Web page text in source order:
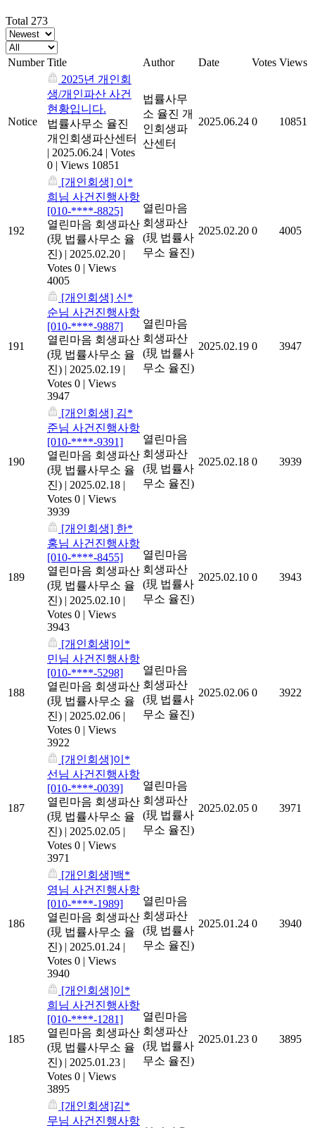
Total 273
Number Title Author Date Votes Views
Notice
2025년 개인회
생/개인파산 사건
현황입니다.
법률사무소 율진
개인회생파산센터
| 2025.06.24 | Votes
0 | Views 10851
법률사무
소 율진 개
인회생파
산센터
2025.06.24 0 10851
192
[개인회생] 이*
희님 사건진행사항
[010-****-8825]
열린마음 회생파산
(現 법률사무소 율
진) | 2025.02.20 |
Votes 0 | Views
4005
열린마음
회생파산
(現 법률사
무소 율진)
2025.02.20 0 4005
191
[개인회생] 신*
순님 사건진행사항
[010-****-9887]
열린마음 회생파산
(現 법률사무소 율
진) | 2025.02.19 |
Votes 0 | Views
3947
열린마음
회생파산
(現 법률사
무소 율진)
2025.02.19 0 3947
190
[개인회생] 김*
준님 사건진행사항
[010-****-9391]
열린마음 회생파산
(現 법률사무소 율
진) | 2025.02.18 |
Votes 0 | Views
3939
열린마음
회생파산
(現 법률사
무소 율진)
2025.02.18 0 3939
189
[개인회생] 한*
홍님 사건진행사항
[010-****-8455]
열린마음 회생파산
(現 법률사무소 율
진) | 2025.02.10 |
Votes 0 | Views
3943
열린마음
회생파산
(現 법률사
무소 율진)
2025.02.10 0 3943
188
[개인회생]이*
민님 사건진행사항
[010-****-5298]
열린마음 회생파산
(現 법률사무소 율
진) | 2025.02.06 |
Votes 0 | Views
3922
열린마음
회생파산
(現 법률사
무소 율진)
2025.02.06 0 3922
187
[개인회생]이*
선님 사건진행사항
[010-****-0039]
열린마음 회생파산
(現 법률사무소 율
진) | 2025.02.05 |
Votes 0 | Views
3971
열린마음
회생파산
(現 법률사
무소 율진)
2025.02.05 0 3971
186
[개인회생]백*
영님 사건진행사항
[010-****-1989]
열린마음 회생파산
(現 법률사무소 율
진) | 2025.01.24 |
Votes 0 | Views
3940
열린마음
회생파산
(現 법률사
무소 율진)
2025.01.24 0 3940
185
[개인회생]이*
희님 사건진행사항
[010-****-1281]
열린마음 회생파산
(現 법률사무소 율
진) | 2025.01.23 |
Votes 0 | Views
3895
열린마음
회생파산
(現 법률사
무소 율진)
2025.01.23 0 3895
[개인회생]김*
무님 사건진행사항